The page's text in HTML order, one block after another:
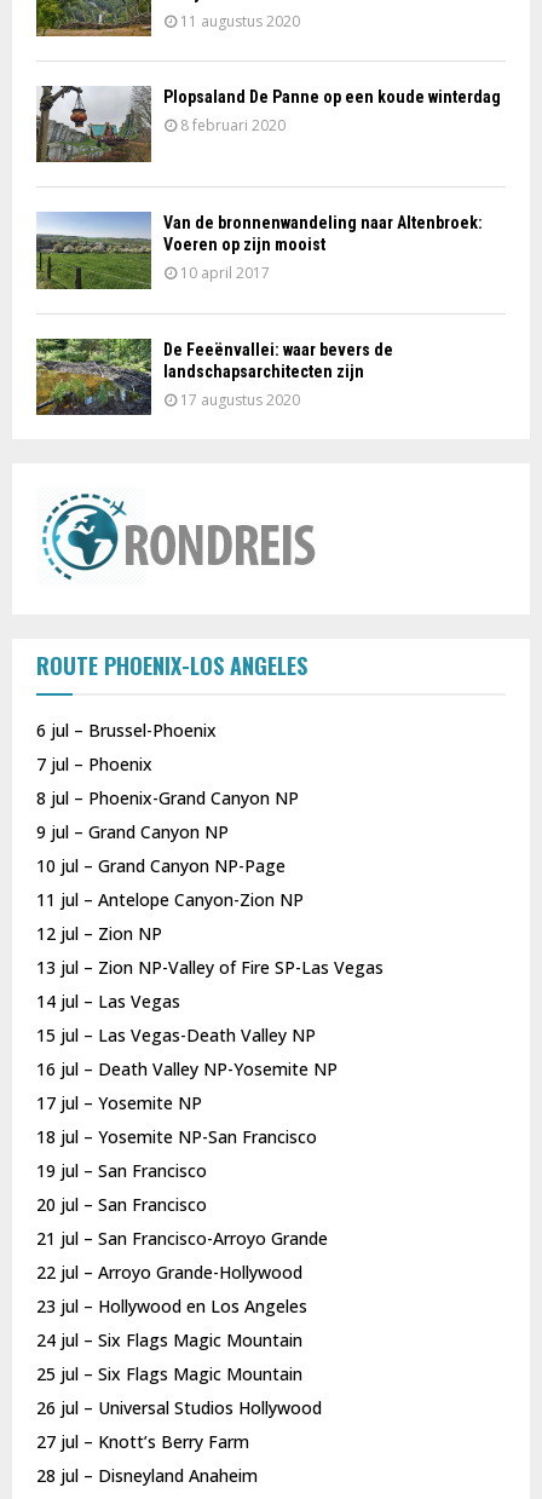
11 augustus 2020
Plopsaland De Panne op een koude winterdag
8 februari 2020
Van de bronnenwandeling naar Altenbroek:
Voeren op zijn mooist
10 april 2017
De Feeënvallei: waar bevers de
landschapsarchitecten zijn
17 augustus 2020
ROUTE PHOENIX-LOS ANGELES
6 jul – Brussel-Phoenix
7 jul – Phoenix
8 jul – Phoenix-Grand Canyon NP
9 jul – Grand Canyon NP
10 jul – Grand Canyon NP-Page
11 jul – Antelope Canyon-Zion NP
12 jul – Zion NP
13 jul – Zion NP-Valley of Fire SP-Las Vegas
14 jul – Las Vegas
15 jul – Las Vegas-Death Valley NP
16 jul – Death Valley NP-Yosemite NP
17 jul – Yosemite NP
18 jul – Yosemite NP-San Francisco
19 jul – San Francisco
20 jul – San Francisco
21 jul – San Francisco-Arroyo Grande
22 jul – Arroyo Grande-Hollywood
23 jul – Hollywood en Los Angeles
24 jul – Six Flags Magic Mountain
25 jul – Six Flags Magic Mountain
26 jul – Universal Studios Hollywood
27 jul – Knott’s Berry Farm
28 jul – Disneyland Anaheim